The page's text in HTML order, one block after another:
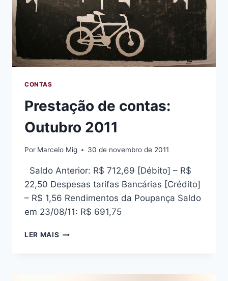
CONTAS
Prestação de contas:
Outubro 2011
Por Marcelo Mig 30 de novembro de 2011
Saldo Anterior: R$ 712,69 [Débito] – R$
22,50 Despesas tarifas Bancárias [Crédito]
– R$ 1,56 Rendimentos da Poupança Saldo
em 23/08/11: R$ 691,75
LER MAIS PRESTAÇÃO